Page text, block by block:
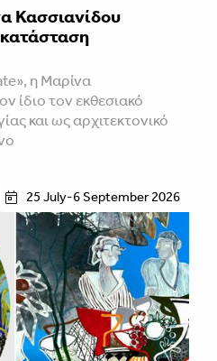
Κασσιανίδου
η Μαρίνα
ίδιο τον εκθεσιακό
και ως αρχιτεκτονικό
25 July-6 September 2026